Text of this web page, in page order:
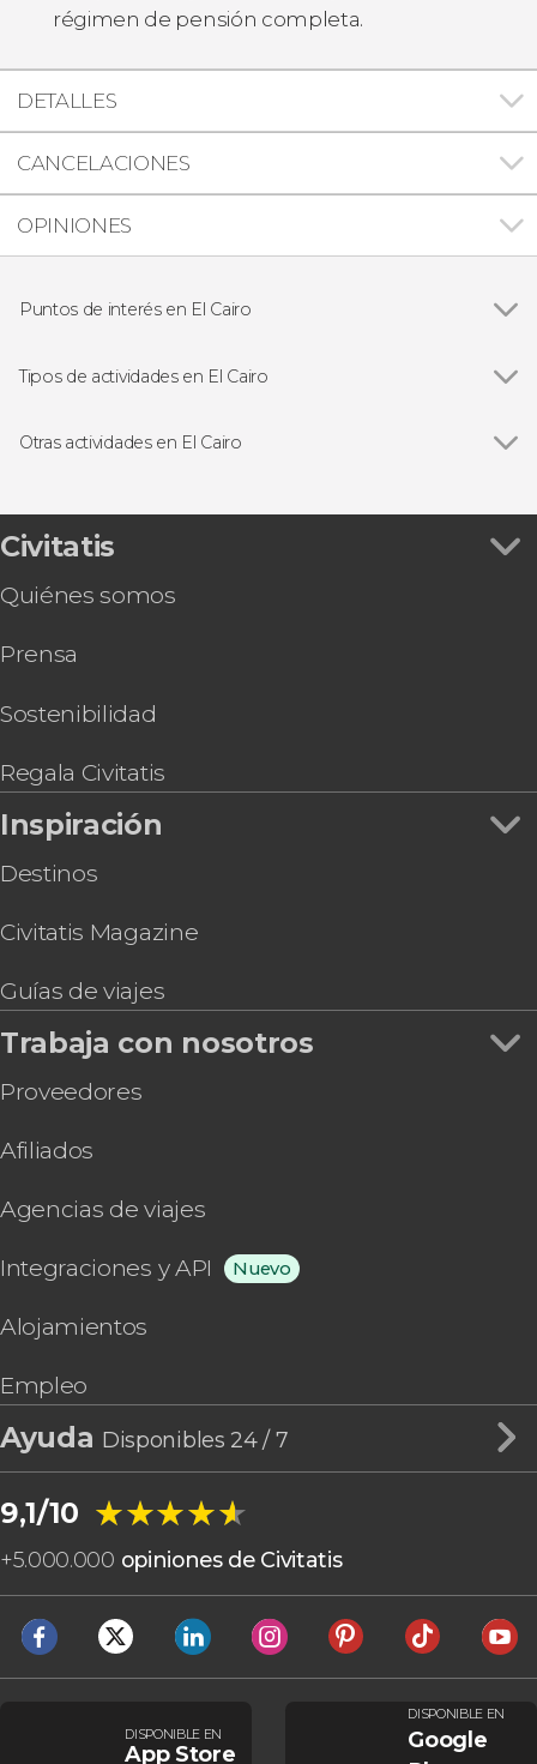
régimen de pensión completa.
DETALLES
CANCELACIONES
OPINIONES
Puntos de interés en El Cairo
Mezquita de Muhammad Alí
Río Nilo
Tipos de actividades en El Cairo
Viajes a Egipto con todo incluido desde El Cairo
Otras actividades en El Cairo
Crucero por el Nilo con cena y espectáculo
Tour por el Museo de la Civilización Egipcia con
Tour gastronómico por El Cairo
El Cairo al completo en 4 o 5 días
Tour en kayak por el río Nilo
Giza y El Cairo
Excursión de 2 días a Menia
Civitatis
Quiénes somos
Prensa
Sostenibilidad
Regala Civitatis
Inspiración
Destinos
Civitatis Magazine
Guías de viajes
Trabaja con nosotros
Proveedores
Afiliados
Agencias de viajes
Integraciones y API Nuevo
Alojamientos
Empleo
Ayuda Disponibles 24 / 7
9,1/10 ★★★★★
★★★★★
+5.000.000 opiniones de Civitatis
DISPONIBLE EN
App Store
DISPONIBLE EN
Google